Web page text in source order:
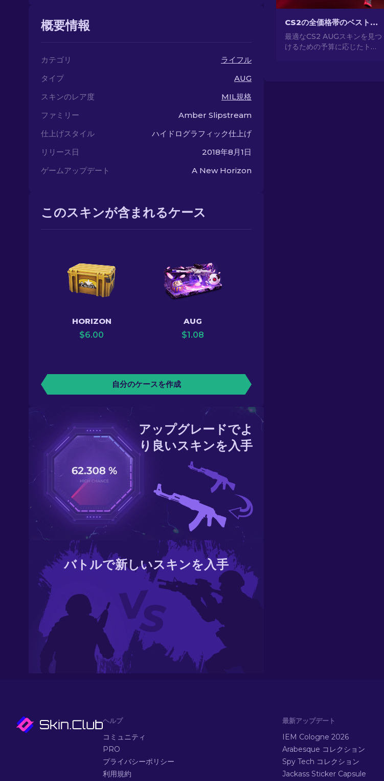
概要情報
カテゴリ
ライフル
タイプ
AUG
スキンのレア度
MIL規格
ファミリー
Amber Slipstream
仕上げスタイル
ハイドログラフィック仕上げ
リリース日
2018年8月1日
ゲームアップデート
A New Horizon
このスキンが含まれるケース
HORIZON
$6.00
AUG
$1.08
自分のケースを作成
アップグレードでよ
り良いスキンを入手
バトルで新しいスキンを入手
CS2の全価格帯のベストAUGスキン[2026]
最適なCS2 AUGスキンを見つ
けるための予算に応じたトッ
ヘルプ
コミュニティ
PRO
プライバシーポリシー
利用規約
最新アップデート
IEM Cologne 2026
Arabesque コレクション
Spy Tech コレクション
Jackass Sticker Capsule